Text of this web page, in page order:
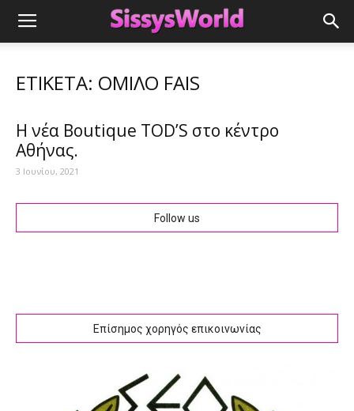
ΕΤΙΚΈΤΑ: ΌΜΙΛΟ FAIS
Η νέα Boutique TOD’S στο κέντρο
Αθήνας.
3 Ιουνίου, 2021
Follow us
Επίσημος χορηγός επικοινωνίας